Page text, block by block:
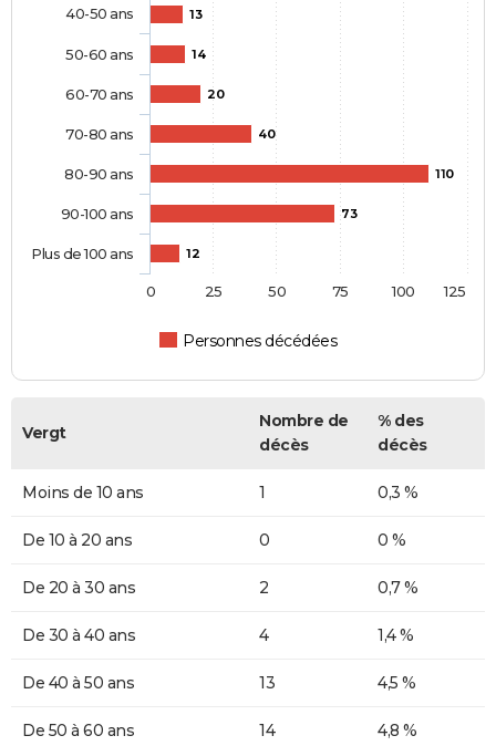
13
14
20
40
110
73
12
Personnes décédées
40-50 ans
50-60 ans
60-70 ans
70-80 ans
80-90 ans
90-100 ans
Plus de 100 ans
0 100
25 50 75 125
Vergt
Nombre de
décès
% des
décès
Moins de 10 ans 1 0,3 %
De 10 à 20 ans 0 0 %
De 20 à 30 ans 2 0,7 %
De 30 à 40 ans 4 1,4 %
De 40 à 50 ans 13 4,5 %
De 50 à 60 ans 14 4,8 %